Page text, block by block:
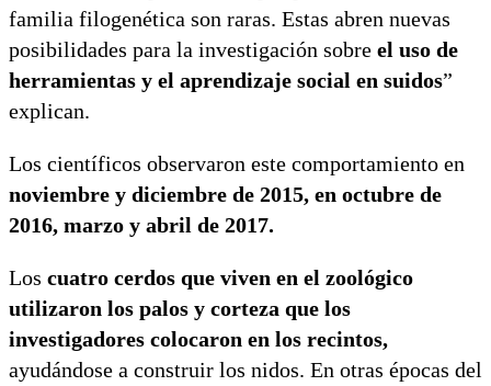
familia filogenética son raras. Estas abren nuevas
posibilidades para la investigación sobre el uso de
herramientas y el aprendizaje social en suidos”
explican.
Los científicos observaron este comportamiento en
noviembre y diciembre de 2015, en octubre de
2016, marzo y abril de 2017.
Los cuatro cerdos que viven en el zoológico
utilizaron los palos y corteza que los
investigadores colocaron en los recintos,
ayudándose a construir los nidos. En otras épocas del